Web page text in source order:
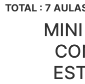
TOTAL : 7